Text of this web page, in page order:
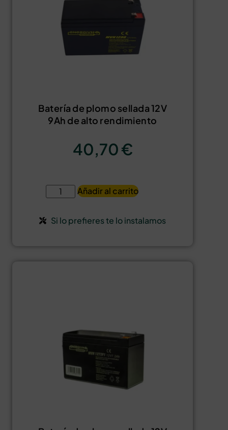
Batería de plomo sellada 12V
9Ah de alto rendimiento
40,70€
Añadir al carrito
Si lo prefieres te lo instalamos